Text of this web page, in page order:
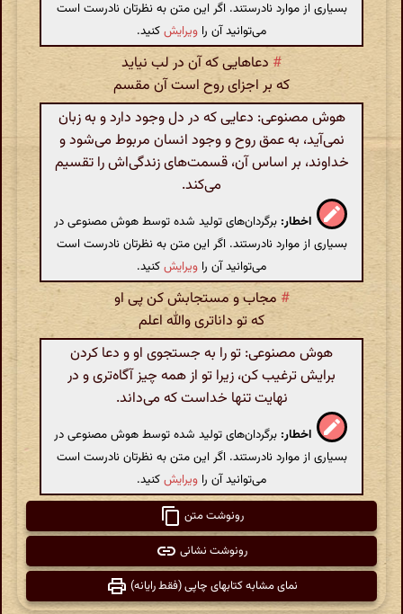
بسیاری از موارد نادرستند. اگر این متن به نظرتان نادرست است
می‌توانید آن را ویرایشکنید.
# دعاهایی که آن در لب نیاید
که بر اجزای روح است آن مقسم
هوش مصنوعی: دعایی که در دل وجود دارد و به زبان
نمی‌آید، به عمق روح و وجود انسان مربوط می‌شود و
خداوند، بر اساس آن، قسمت‌های زندگی‌اش را تقسیم
می‌کند.
اخطار: برگردان‌های تولید شده توسط هوش مصنوعی در
بسیاری از موارد نادرستند. اگر این متن به نظرتان نادرست است
می‌توانید آن را ویرایشکنید.
# مجاب و مستجابش کن پی او
که تو داناتری والله اعلم
هوش مصنوعی: تو را به جستجوی او و دعا کردن
برایش ترغیب کن، زیرا تو از همه چیز آگاه‌تری و در
نهایت تنها خداست که می‌داند.
اخطار: برگردان‌های تولید شده توسط هوش مصنوعی در
بسیاری از موارد نادرستند. اگر این متن به نظرتان نادرست است
می‌توانید آن را ویرایشکنید.
رونوشت متن
رونوشت نشانی
نمای مشابه کتابهای چاپی (فقط رایانه)